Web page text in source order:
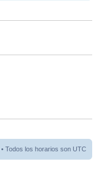
• Todos los horarios son UTC